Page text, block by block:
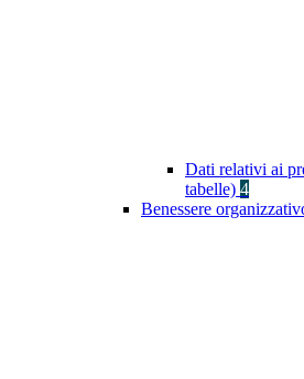
Dati relativi ai
tabelle) 4
Benessere